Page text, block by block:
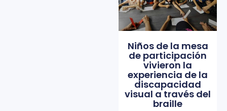
Niños de la mesa
de participación
vivieron la
experiencia de la
discapacidad
visual a través del
braille